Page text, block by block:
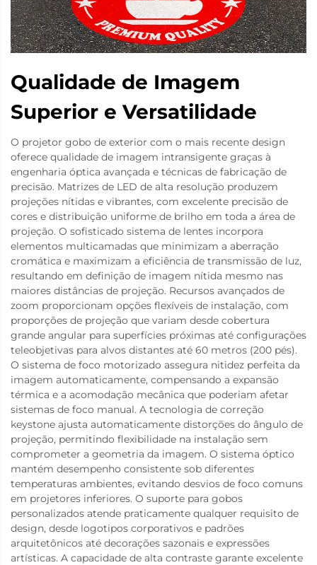
Qualidade de Imagem
Superior e Versatilidade
O projetor gobo de exterior com o mais recente design
oferece qualidade de imagem intransigente graças à
engenharia óptica avançada e técnicas de fabricação de
precisão. Matrizes de LED de alta resolução produzem
projeções nítidas e vibrantes, com excelente precisão de
cores e distribuição uniforme de brilho em toda a área de
projeção. O sofisticado sistema de lentes incorpora
elementos multicamadas que minimizam a aberração
cromática e maximizam a eficiência de transmissão de luz,
resultando em definição de imagem nítida mesmo nas
maiores distâncias de projeção. Recursos avançados de
zoom proporcionam opções flexíveis de instalação, com
proporções de projeção que variam desde cobertura
grande angular para superfícies próximas até configurações
teleobjetivas para alvos distantes até 60 metros (200 pés).
O sistema de foco motorizado assegura nitidez perfeita da
imagem automaticamente, compensando a expansão
térmica e a acomodação mecânica que poderiam afetar
sistemas de foco manual. A tecnologia de correção
keystone ajusta automaticamente distorções do ângulo de
projeção, permitindo flexibilidade na instalação sem
comprometer a geometria da imagem. O sistema óptico
mantém desempenho consistente sob diferentes
temperaturas ambientes, evitando desvios de foco comuns
em projetores inferiores. O suporte para gobos
personalizados atende praticamente qualquer requisito de
design, desde logotipos corporativos e padrões
arquitetônicos até decorações sazonais e expressões
artísticas. A capacidade de alta contraste garante excelente